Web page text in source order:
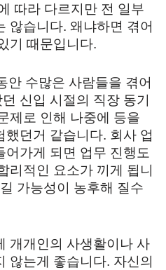
따라 다르지만 전 일부
않습니다. 왜냐하면 겪어
기 때문입니다.
안 수많은 사람들을 겪어
신입 시절의 직장 동기
제로 인해 나중에 등을
던거 같습니다. 회사 업
가게 되면 업무 진행도
리적인 요소가 끼게 됩니
가능성이 농후해 질수
개개인의 사생활이나 사
않는게 좋습니다. 자신의